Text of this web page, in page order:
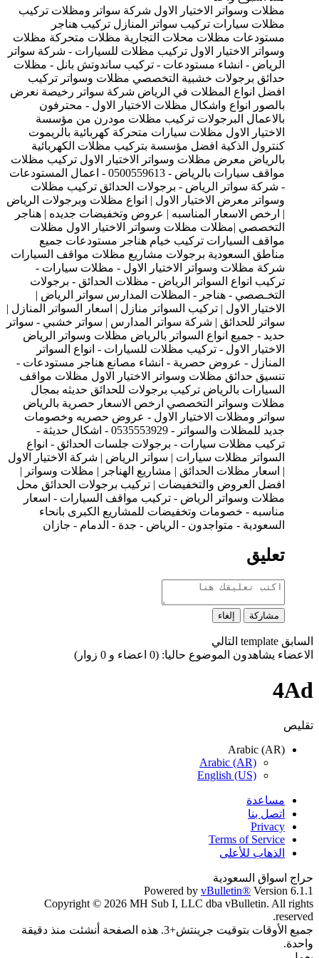
مظلات وسواتر الاختيار الاول شركة سواتر ومظلات تركيب
مظلات سيارات تركيب سواتر المنازل تركيب هناجر
مستودعات مظلات محلات التجارية مظلات متحركة مظلات
وسواتر الاختيار الاول تركيب مظلات للسيارات - شركة سواتر
الرياض - انشاء مستودعات - تركيب ساندوتش بانل - مظلات
حدائق برجولات خشبية التخصصي مظلات وسواتر تركيب
افضل انواع المظلات في الرياض شركة سواتر رخيصة نعرض
بالصور انواع واشكال مظلات الاختيار الاول - محترفون
بالاعمال البرجولات تركيب مظلات مودرن من مؤسسة
الاختيار الاول مظلات سيارات متحركة كهربائية بالريموت
كنترول الذكية افضل مؤسسة بتركيب مظلات الكهربائية
بالرياض معرض مظلات وسواتر الاختيار الاول تركيب مظلات
مواقف سيارات بالرياض - 0500559613 - اعمال المستودعات
- شركة سواتر الرياض - برجولات الحدائق تركيب مظلات
وسواتر معرض الاختيار الاول | انواع مظلات وبرجولات الرياض
| ارخص الاسعار المناسبه | عروض وتخفيضات جديده | هناجر
التخصصي |مظلات مظلات وسواتر الاختيار الاول مظلات
مواقف السيارات تركيب خيام هناجر مستودعات جميع
مناطق السعودية برجولات مشاريع مظلات مواقف السيارات
شركة مظلات وسواتر الاختيار الاول - مظلات سيارات -
تركيب انواع السواتر الرياض - مظلات الحدائق - برجولات
التخـصصي - هناجر - المظلات المدارس سواتر الرياض |
الاختيار الاول | تركيب السواتر منازل | اسعار السواتر المنازل |
سواتر للحدائق | شركة سواتر المدارس | سواتر خشبي - سواتر
حديد - جميع انواع السواتر بالرياض مظلات وسواتر الرياض
الاختيار الاول - تركيب مظلات للسيارات - انواع السواتر
المنازل - عروض حصرية - انشاء مصانع هناجر مستودعات -
تنسيق حدائق مظلات وسواتر الاختيار الاول مظلات مواقف
السيارات بالرياض تركيب برجولات للحدائق حديثه بمجال
مظلات وسواتر التخصصي ارخص الاسعار حصرية بالرياض
سواتر ومظلات الاختيار الاول - عروض حصريه وخصومات
جديد للمظلات والسواتر - 0535553929 - اشكال حديثة -
تركيب مظلات سيارات - برجولات جلسات الحدائق - انواع
السواتر مظلات سيارات | سواتر الرياض | شركة الاختيار الاول
| اسعار مظلات الحدائق | مشاريع الهناجر | مظلات وسواتر |
افضل العروض والتخفيضات | تركيب برجولات الحدائق محل
مظلات وسواتر الرياض - تركيب مواقف السيارات - اسعار
مناسبه - خصومات وتخفيضات للمشاريع الكبرى بانحاء
السعودية - متواجدون - الرياض - جدة - الدمام - جازان
تعليق
مشاركة إلغاء
السابق template التالي
الاعضاء يشاهدون الموضوع حاليا: (0 اعضاء و 0 زوار)
4Ad
تقليص
Arabic (AR)
Arabic (AR)
English (US)
مساعدة
اتصل بنا
Privacy
Terms of Service
الذهاب للأعلى
حراج اسواق السعودية
Powered by vBulletin® Version 6.1.1
Copyright © 2026 MH Sub I, LLC dba vBulletin. All rights
reserved.
جميع الأوقات بتوقيت جرينتش+3. هذه الصفحة أنشئت منذ دقيقة
واحدة.